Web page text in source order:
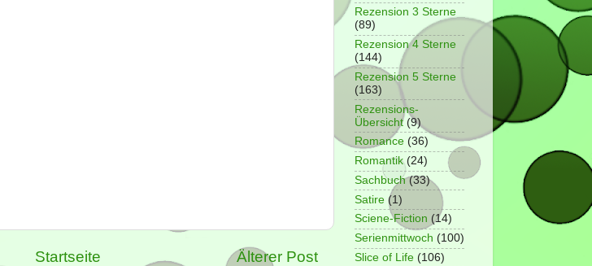
Älterer Post
Startseite
Rezension 3 Sterne
(89)
Rezension 4 Sterne
(144)
Rezension 5 Sterne
(163)
Rezensions-
Übersicht (9)
Romance (36)
Romantik (24)
Sachbuch (33)
Satire (1)
Sciene-Fiction (14)
Serienmittwoch (100)
Slice of Life (106)